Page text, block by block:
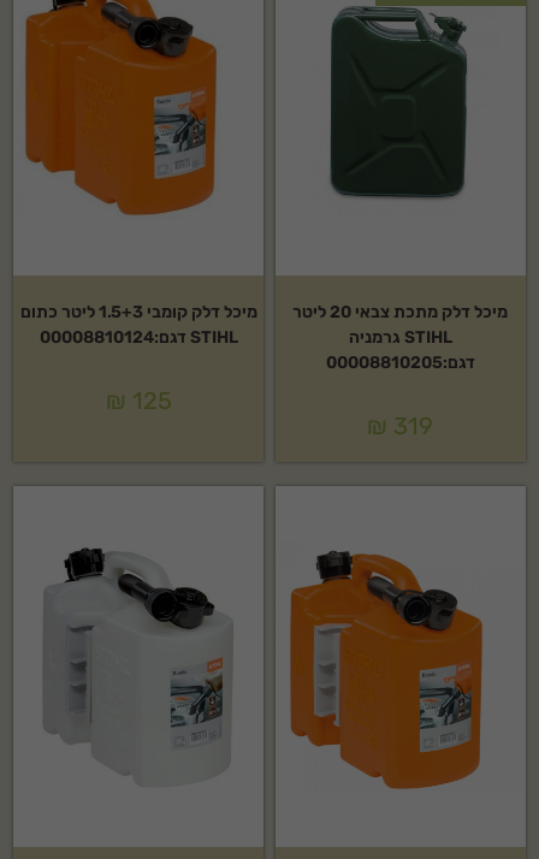
מיכל דלק מתכת צבאי 20 ליטר
STIHL גרמניה
דגם:00008810205
₪ 319
מיכל דלק קומבי 1.5+3 ליטר כתום
STIHL דגם:00008810124
₪ 125